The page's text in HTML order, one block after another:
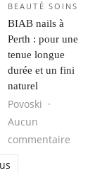
bordelais
BEAUTÉ SOINS
BIAB nails à
Perth : pour une
tenue longue
durée et un fini
naturel
Povoski
Aucun
commentaire